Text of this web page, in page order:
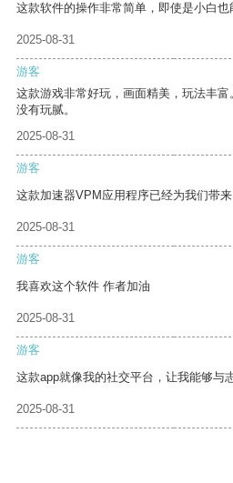
这款软件的操作非常简单，即使是小白也
2025-08-31
游客
这款游戏非常好玩，画面精美，玩法丰
没有玩腻。
2025-08-31
游客
这款加速器VPM应用程序已经为我们带来
2025-08-31
游客
我喜欢这个软件 作者加油
2025-08-31
游客
这款app就像我的社交平台，让我能够与
2025-08-31